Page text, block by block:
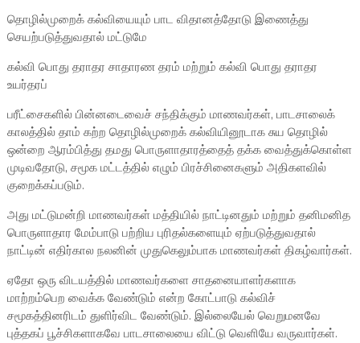
தொழில்முறைக் கல்வியையும் பாட விதானத்தோடு இணைத்து
செயற்படுத்துவதால் மட்டுமே
கல்வி பொது தராதர சாதாரண தரம் மற்றும் கல்வி பொது தராதர
உயர்தரப்
பரீட்சைகளில் பின்னடைவைச் சந்திக்கும் மாணவர்கள், பாடசாலைக்
காலத்தில் தாம் கற்ற தொழில்முறைக் கல்வியினூடாக சுய தொழில்
ஒன்றை ஆரம்பித்து தமது பொருளாதாரத்தைத் தக்க வைத்துக்கொள்ள
முடிவதோடு, சமூக மட்டத்தில் எழும் பிரச்சினைகளும் அதிகளவில்
குறைக்கப்படும்.
அது மட்டுமன்றி மாணவர்கள் மத்தியில் நாட்டினதும் மற்றும் தனிமனித
பொருளாதார மேம்பாடு பற்றிய புரிதல்களையும் ஏற்படுத்துவதால்
நாட்டின் எதிர்கால நலனின் முதுகெலும்பாக மாணவர்கள் திகழ்வார்கள்.
ஏதோ ஒரு விடயத்தில் மாணவர்களை சாதனையாளர்களாக
மாற்றம்பெற வைக்க வேண்டும் என்ற கோட்பாடு கல்விச்
சமூகத்தினரிடம் துளிர்விட வேண்டும். இல்லையேல் வெறுமனவே
புத்தகப் பூச்சிகளாகவே பாடசாலையை விட்டு வெளியே வருவார்கள்.